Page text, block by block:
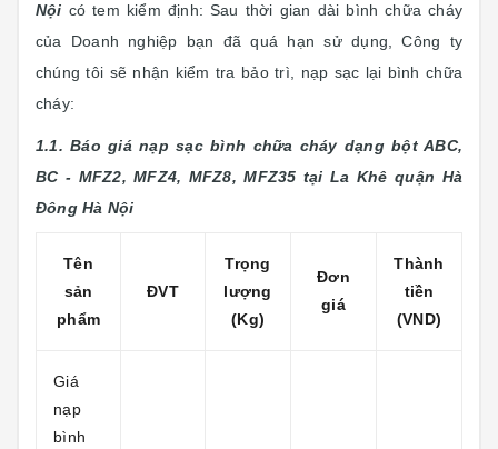
Nội có tem kiểm định: Sau thời gian dài bình chữa cháy
của Doanh nghiệp bạn đã quá hạn sử dụng, Công ty
chúng tôi sẽ nhận kiểm tra bảo trì, nạp sạc lại bình chữa
cháy:
1.1. Báo giá nạp sạc bình chữa cháy dạng bột ABC,
BC - MFZ2, MFZ4, MFZ8, MFZ35 tại La Khê quận Hà
Đông Hà Nội
Tên
sản
phẩm
ĐVT
Trọng
lượng
(Kg)
Đơn
giá
Thành
tiền
(VND)
Giá
nạp
bình